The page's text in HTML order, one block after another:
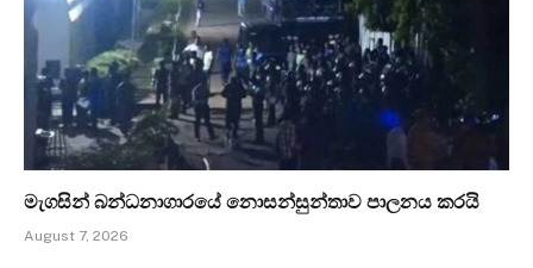
මැගසින් බන්ධනාගාරයේ නොසන්සුන්තාව පාලනය කරයි
August 7, 2026